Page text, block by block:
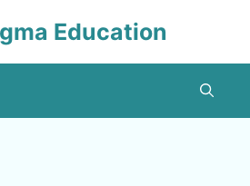
Education